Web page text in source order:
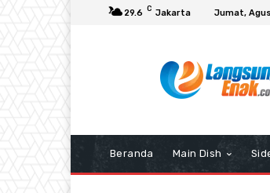
29.6 C Jakarta Jumat,
Beranda Main Dish